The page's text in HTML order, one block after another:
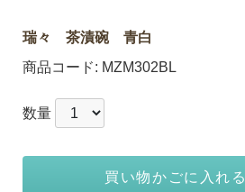
瑞々 茶漬碗 青白
商品コード: MZM302BL
数量
買い物かごに入れる